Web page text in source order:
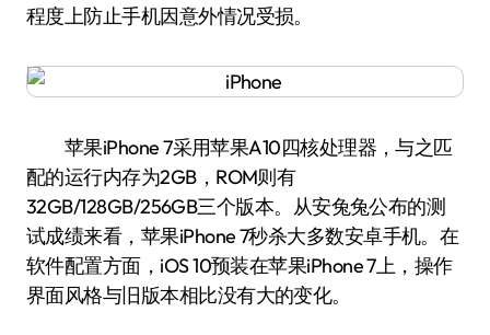
程度上防止手机因意外情况受损。
苹果iPhone 7采用苹果A10四核处理器，与之匹
配的运行内存为2GB，ROM则有
32GB/128GB/256GB三个版本。从安兔兔公布的测
试成绩来看，苹果iPhone 7秒杀大多数安卓手机。在
软件配置方面，iOS 10预装在苹果iPhone 7上，操作
界面风格与旧版本相比没有大的变化。